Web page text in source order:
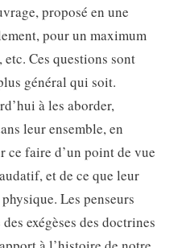
proposé en une
pour un maximum
Ces questions sont
général qui soit.
à les aborder,
leur ensemble, en
ce faire d’un point de vue
et de ce que leur
Les penseurs
exégèses des doctrines